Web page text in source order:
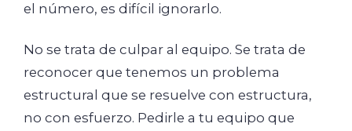
el número, es difícil ignorarlo.
No se trata de culpar al equipo. Se trata de
reconocer que tenemos un problema
estructural que se resuelve con estructura,
no con esfuerzo. Pedirle a tu equipo que